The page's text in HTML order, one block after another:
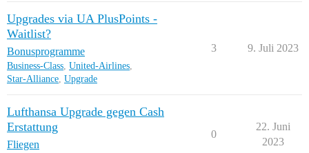
Upgrades via UA PlusPoints -
Waitlist?
Bonusprogramme
Business-Class, United-Airlines,
Star-Alliance, Upgrade
3 9. Juli 2023
Lufthansa Upgrade gegen Cash
Erstattung
Fliegen
0
22. Juni
2023